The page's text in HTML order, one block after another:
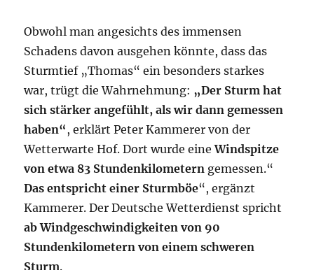
Obwohl man angesichts des immensen
Schadens davon ausgehen könnte, dass das
Sturmtief „Thomas“ ein besonders starkes
war, trügt die Wahrnehmung: „Der Sturm hat
sich stärker angefühlt, als wir dann gemessen
haben“ , erklärt Peter Kammerer von der
Wetterwarte Hof. Dort wurde eineWindspitze
von etwa 83 Stundenkilometern gemessen.“
Das entspricht einer Sturmböe“, ergänzt
Kammerer. Der Deutsche Wetterdienst spricht
ab Windgeschwindigkeiten von 90
Stundenkilometern von einem schweren
Sturm.